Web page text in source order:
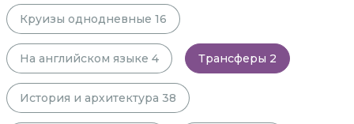
Круизы однодневные 16
На английском языке 4 Трансферы 2
История и архитектура 38